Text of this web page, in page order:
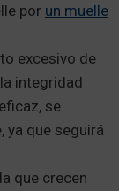
por un muelle
excesivo de
integridad
se
ya que seguirá
que crecen